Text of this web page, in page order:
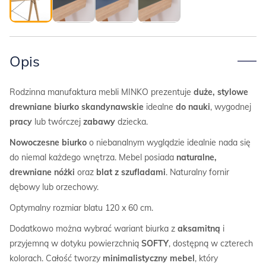
Opis
Rodzinna manufaktura mebli MINKO prezentuje duże, stylowe
drewniane biurko skandynawskie idealne do nauki, wygodnej
pracy lub twórczej zabawy dziecka.
Nowoczesne biurko o niebanalnym wyglądzie idealnie nada się
do niemal każdego wnętrza. Mebel posiada naturalne,
drewniane nóżki oraz blat z szufladami. Naturalny fornir
dębowy lub orzechowy.
Optymalny rozmiar blatu 120 x 60 cm.
Dodatkowo można wybrać wariant biurka z aksamitną i
przyjemną w dotyku powierzchnią SOFTY, dostępną w czterech
kolorach. Całość tworzy minimalistyczny mebel , który